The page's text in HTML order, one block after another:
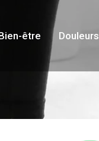
être Douleurs